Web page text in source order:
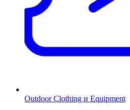
Outdoor Clothing и Equipment